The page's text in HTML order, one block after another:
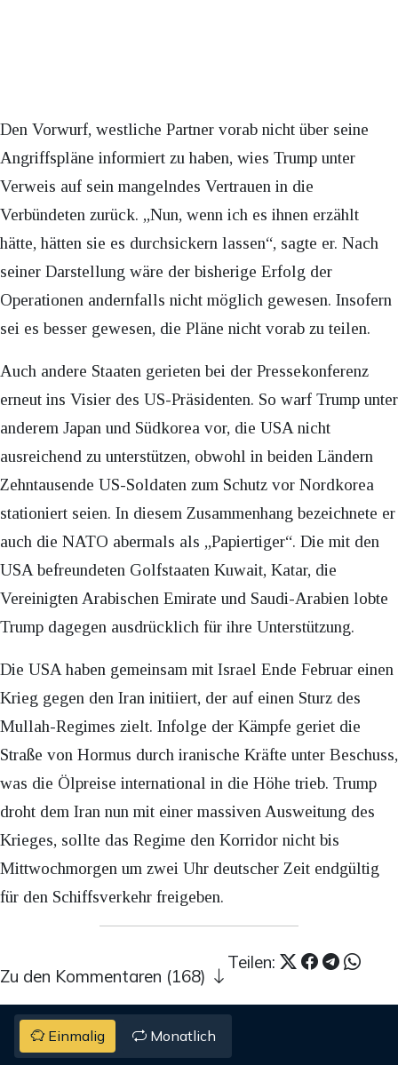
Den Vorwurf, westliche Partner vorab nicht über seine
Angriffspläne informiert zu haben, wies Trump unter
Verweis auf sein mangelndes Vertrauen in die
Verbündeten zurück. „Nun, wenn ich es ihnen erzählt
hätte, hätten sie es durchsickern lassen“, sagte er. Nach
seiner Darstellung wäre der bisherige Erfolg der
Operationen andernfalls nicht möglich gewesen. Insofern
sei es besser gewesen, die Pläne nicht vorab zu teilen.
Auch andere Staaten gerieten bei der Pressekonferenz
erneut ins Visier des US-Präsidenten. So warf Trump unter
anderem Japan und Südkorea vor, die USA nicht
ausreichend zu unterstützen, obwohl in beiden Ländern
Zehntausende US-Soldaten zum Schutz vor Nordkorea
stationiert seien. In diesem Zusammenhang bezeichnete er
auch die NATO abermals als „Papiertiger“. Die mit den
USA befreundeten Golfstaaten Kuwait, Katar, die
Vereinigten Arabischen Emirate und Saudi-Arabien lobte
Trump dagegen ausdrücklich für ihre Unterstützung.
Die USA haben gemeinsam mit Israel Ende Februar einen
Krieg gegen den Iran initiiert, der auf einen Sturz des
Mullah-Regimes zielt. Infolge der Kämpfe geriet die
Straße von Hormus durch iranische Kräfte unter Beschuss,
was die Ölpreise international in die Höhe trieb. Trump
droht dem Iran nun mit einer massiven Ausweitung des
Krieges, sollte das Regime den Korridor nicht bis
Mittwochmorgen um zwei Uhr deutscher Zeit endgültig
für den Schiffsverkehr freigeben.
Teilen:
Zu den Kommentaren (168)
Einmalig Monatlich